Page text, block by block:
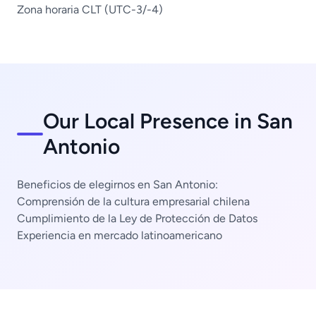
Zona horaria CLT (UTC-3/-4)
Our Local Presence in San
Antonio
Beneficios de elegirnos en San Antonio:
Comprensión de la cultura empresarial chilena
Cumplimiento de la Ley de Protección de Datos
Experiencia en mercado latinoamericano